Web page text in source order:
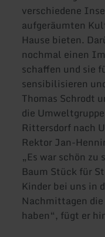
verschiedene
aufgeräumten
Hause bieten.
nochmal einen
schaffen und sie
sensibilisieren
Thomas Schrodt
die
Rittersdorf nach
Rektor Jan-
„Es war schön zu
Baum Stück für
Kinder bei uns in
Nachmittagen
haben“, fügt er